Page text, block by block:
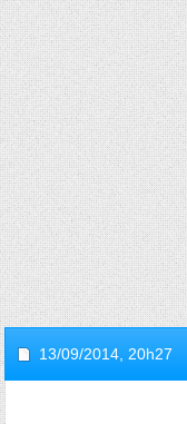
13/09/2014, 20h27